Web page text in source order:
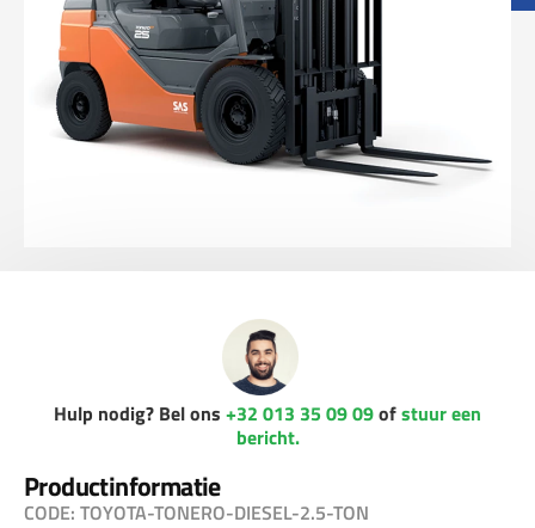
Hulp nodig? Bel ons +32 013 35 09 09ofstuur een
bericht.
Productinformatie
CODE: TOYOTA-TONERO-DIESEL-2.5-TON